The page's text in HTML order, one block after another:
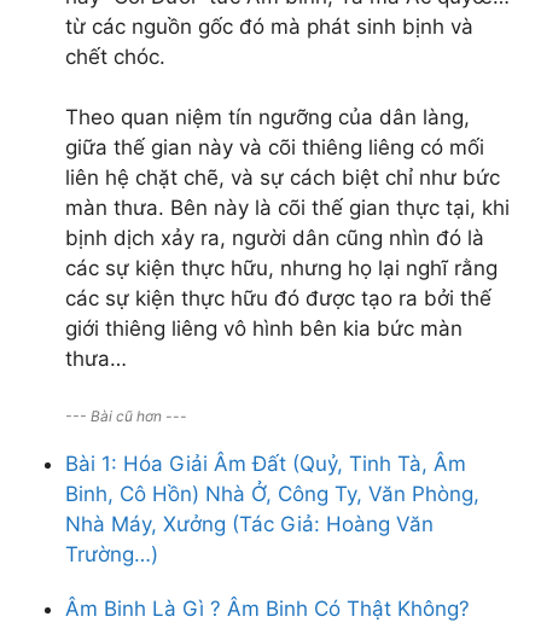
từ các nguồn gốc đó mà phát sinh bịnh và
chết chóc.
Theo quan niệm tín ngưỡng của dân làng,
giữa thế gian này và cõi thiêng liêng có mối
liên hệ chặt chẽ, và sự cách biệt chỉ như bức
màn thưa. Bên này là cõi thế gian thực tại, khi
bịnh dịch xảy ra, người dân cũng nhìn đó là
các sự kiện thực hữu, nhưng họ lại nghĩ rằng
các sự kiện thực hữu đó được tạo ra bởi thế
giới thiêng liêng vô hình bên kia bức màn
thưa…
--- Bài cũ hơn ---
Bài 1: Hóa Giải Âm Đất (Quỷ, Tinh Tà, Âm
Binh, Cô Hồn) Nhà Ở, Công Ty, Văn Phòng,
Nhà Máy, Xưởng (Tác Giả: Hoàng Văn
Trường…)
Âm Binh Là Gì ? Âm Binh Có Thật Không?